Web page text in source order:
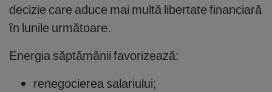
decizie care aduce mai multă libertate financiară
în lunile următoare.
Energia săptămânii favorizează:
renegocierea salariului;